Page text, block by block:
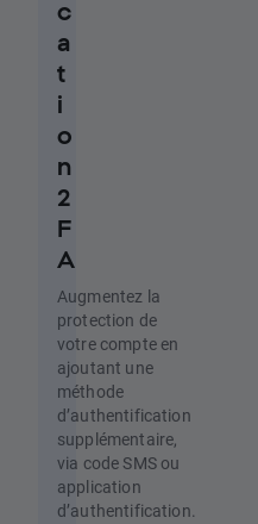
c
a
t
i
o
n
2
F
A
Augmentez la
protection de
votre compte en
ajoutant une
méthode
d’authentification
supplémentaire,
via code SMS ou
application
d’authentification.